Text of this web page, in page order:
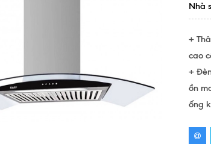
Nhà
+
cao
+
ồn
ống